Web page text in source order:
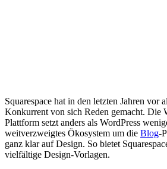
Squarespace hat in den letzten Jahren vor
Konkurrent von sich Reden gemacht. Die
Plattform setzt anders als WordPress
weitverzweigtes Ökosystem um die Blog-
ganz klar auf Design. So bietet
vielfältige Design-Vorlagen.